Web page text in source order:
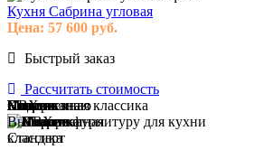
Кухня Сабрина угловая
Цена: 57 600 руб.
Быстрый заказ
Рассчитать стоимость
Модерн
Классика
Современная классика
Пока не знаю
ПВХ
Пластик
Эмаль
Массив
Пока не знаю
Выберите фурнитуру для кухни
Стандарт